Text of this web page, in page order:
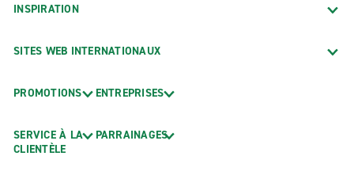
INSPIRATION
SITES WEB INTERNATIONAUX
PROMOTIONS
SERVICE À LA
CLIENTÈLE
ENTREPRISES
PARRAINAGES